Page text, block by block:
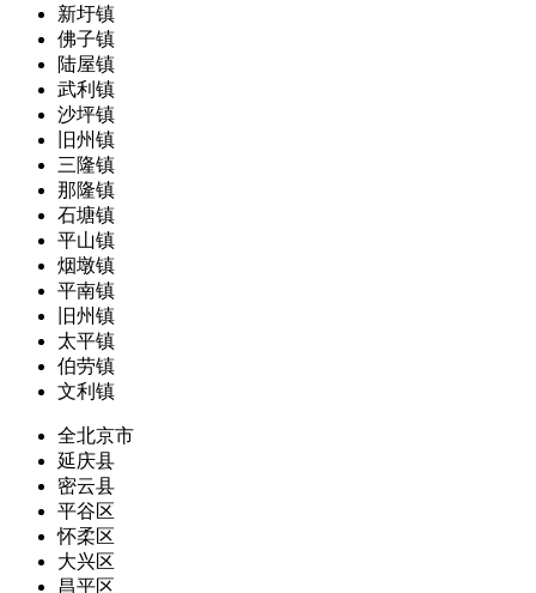
新圩镇
佛子镇
陆屋镇
武利镇
沙坪镇
旧州镇
三隆镇
那隆镇
石塘镇
平山镇
烟墩镇
平南镇
旧州镇
太平镇
伯劳镇
文利镇
全北京市
延庆县
密云县
平谷区
怀柔区
大兴区
昌平区